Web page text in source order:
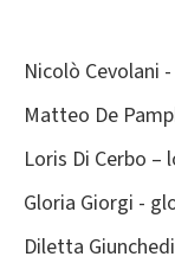
Nicolò Cevolani
Matteo De
Loris Di Cerbo –
Gloria Giorgi -
Diletta